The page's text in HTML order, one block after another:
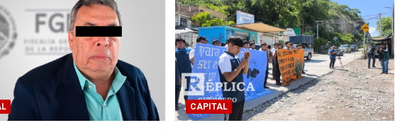
CAPITAL